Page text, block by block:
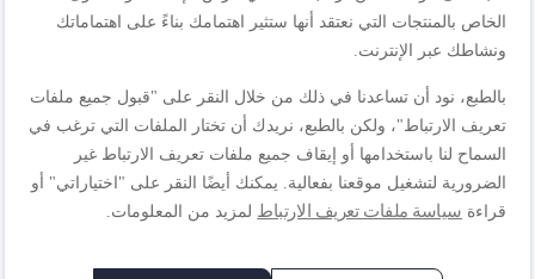
نجمة
نجوم
نجوم
نجوم
نجوم
السعر
نجمة
نجوم
نجوم
نجوم
نجوم
تصنيف
نجمة
نجوم
نجوم
نجوم
نجوم
الاسم المستعار
الخاص بالمنتجات التي نعتقد أنها ستثير اهتمامك بناءً على اهتماماتك
ونشاطك عبر الإنترنت.
بالطبع، نود أن تساعدنا في ذلك من خلال النقر على "قبول جميع ملفات
تعريف الارتباط"، ولكن بالطبع، نريدك أن تختار الملفات التي ترغب في
السماح لنا باستخدامها أو إيقاف جميع ملفات تعريف الارتباط غير
الضرورية لتشغيل موقعنا بفعالية. يمكنك أيضًا النقر على "اختياراتي" أو
قراءة سياسة ملفات تعريف الارتباط لمزيد من المعلومات.